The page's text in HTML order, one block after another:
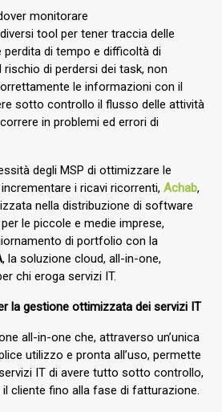
monitorare
tool per tener traccia delle
perdita di tempo e difficoltà di
di perdersi dei task, non
le informazioni con il
sotto controllo il flusso delle attività
in problemi ed errori di
degli MSP di ottimizzare le
i ricavi ricorrenti, Achab,
nella distribuzione di software
le piccole e medie imprese,
di portfolio con la
, la soluzione cloud, all-in-one,
chi eroga servizi IT.
la gestione ottimizzata dei servizi IT
all-in-one che, attraverso un’unica
utilizzo e pronta all’uso, permette
IT di avere tutto sotto controllo,
cliente fino alla fase di fatturazione.